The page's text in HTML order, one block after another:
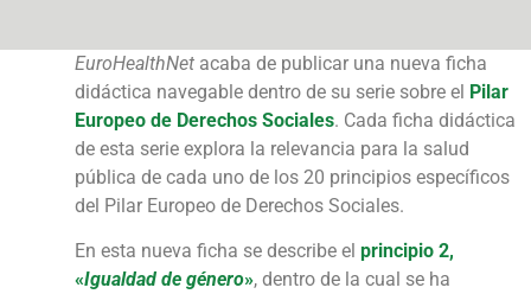
EuroHealthNet acaba de publicar una nueva ficha
didáctica navegable dentro de su serie sobre el Pilar
Europeo de Derechos Sociales. Cada ficha didáctica
de esta serie explora la relevancia para la salud
pública de cada uno de los 20 principios específicos
del Pilar Europeo de Derechos Sociales.
En esta nueva ficha se describe el principio 2,
«Igualdad de género», dentro de la cual se ha